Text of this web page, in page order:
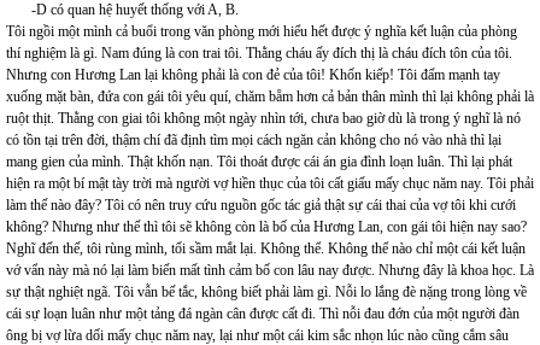
-D có quan hệ huyết thống với A, B.
Tôi ngồi một mình cả buổi trong văn phòng mới hiểu hết được ý nghĩa kết luận của phòng
thí nghiệm là gì. Nam đúng là con trai tôi. Thằng cháu ấy đích thị là cháu đích tôn của tôi.
Nhưng con Hương Lan lại không phải là con đẻ của tôi! Khốn kiếp! Tôi đấm mạnh tay
xuống mặt bàn, đứa con gái tôi yêu quí, chăm bẵm hơn cả bản thân mình thì lại không phải là
ruột thịt. Thằng con giai tôi không một ngày nhìn tới, chưa bao giờ dù là trong ý nghĩ là nó
có tồn tại trên đời, thậm chí đã định tìm mọi cách ngăn cản không cho nó vào nhà thì lại
mang gien của mình. Thật khốn nạn. Tôi thoát được cái án gia đình loạn luân. Thì lại phát
hiện ra một bí mật tày trời mà người vợ hiền thục của tôi cất giấu mấy chục năm nay. Tôi phải
làm thế nào đây? Tôi có nên truy cứu nguồn gốc tác giả thật sự cái thai của vợ tôi khi cưới
không? Nhưng như thế thì tôi sẽ không còn là bố của Hương Lan, con gái tôi hiện nay sao?
Nghĩ đến thế, tôi rùng mình, tối sầm mắt lại. Không thể. Không thể nào chỉ một cái kết luận
vớ vẩn này mà nó lại làm biến mất tình cảm bố con lâu nay được. Nhưng đây là khoa học. Là
sự thật nghiệt ngã. Tôi vẫn bế tắc, không biết phải làm gì. Nỗi lo lắng đè nặng trong lòng về
cái sự loạn luân như một tảng đá ngàn cân được cất đi. Thì nỗi đau đớn của một người đàn
ông bị vợ lừa dối mấy chục năm nay, lại như một cái kim sắc nhọn lúc nào cũng cắm sâu